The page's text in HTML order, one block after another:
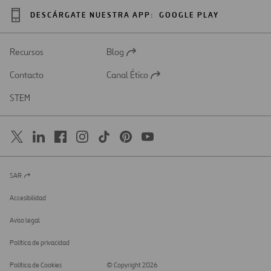
DESCÁRGATE NUESTRA APP: GOOGLE PLAY
Recursos
Abrir
una
Blog
Contacto
Abrir
Canal Ético
STEM
Abrir
una
nueva
SAR
Accesibilidad
Aviso legal
Política de privacidad
Política de Cookies © Copyright 2026